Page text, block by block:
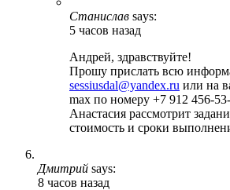
Станислав says:
5 часов назад
Андрей, здравствуйте!
Прошу прислать всю
sessiusdal@yandex.ru или на
max по номеру +7 912 456-
Анастасия рассмотрит
стоимость и сроки
Дмитрий says:
8 часов назад